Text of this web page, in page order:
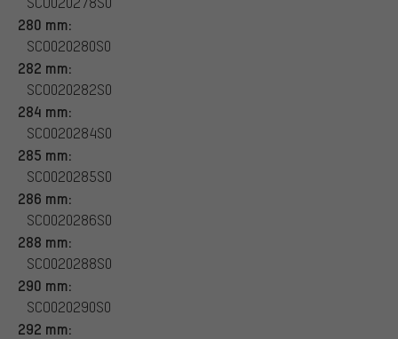
280 mm:
SCO020280S0
282 mm:
SCO020282S0
284 mm:
SCO020284S0
285 mm:
SCO020285S0
286 mm:
SCO020286S0
288 mm:
SCO020288S0
290 mm:
SCO020290S0
292 mm: